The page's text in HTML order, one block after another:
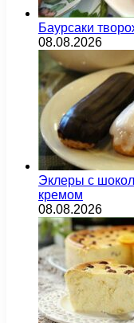
Баурсаки
08.08.2026
Эклеры с
кремом
08.08.2026